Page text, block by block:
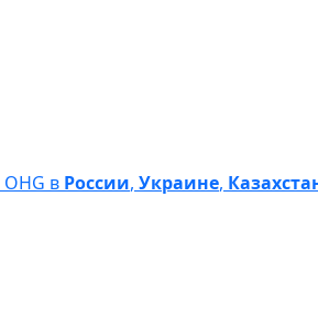
в России, Украине,